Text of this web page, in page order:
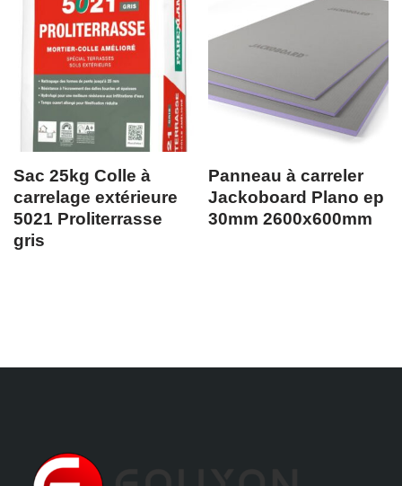
Sac 25kg Colle à
carrelage extérieure
5021 Proliterrasse
gris
Panneau à carreler
Jackoboard Plano ep
30mm 2600x600mm